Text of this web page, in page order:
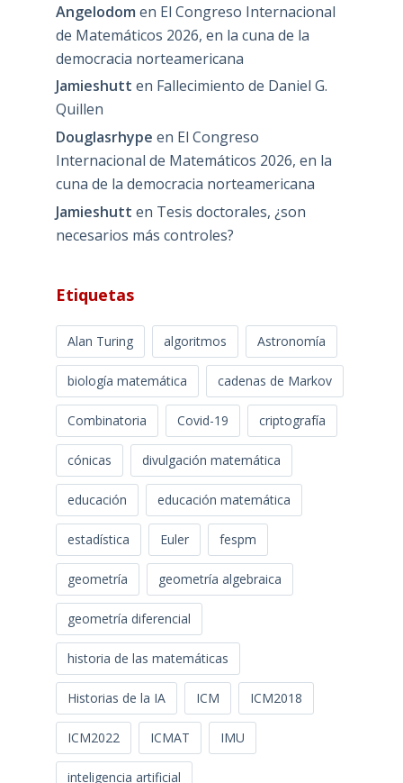
Angelodom en El Congreso Internacional
de Matemáticos 2026, en la cuna de la
democracia norteamericana
Jamieshutt en Fallecimiento de Daniel G.
Quillen
Douglasrhype en El Congreso
Internacional de Matemáticos 2026, en la
cuna de la democracia norteamericana
Jamieshutt en Tesis doctorales, ¿son
necesarios más controles?
Etiquetas
Alan Turing algoritmos Astronomía
biología matemática cadenas de Markov
Combinatoria Covid-19 criptografía
cónicas divulgación matemática
educación educación matemática
estadística Euler fespm
geometría geometría algebraica
geometría diferencial
historia de las matemáticas
Historias de la IA ICM ICM2018
ICM2022 ICMAT IMU
inteligencia artificial